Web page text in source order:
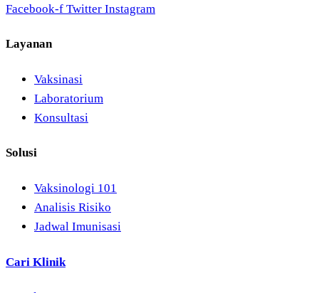
Facebook-f Twitter Instagram
Layanan
Vaksinasi
Laboratorium
Konsultasi
Solusi
Vaksinologi 101
Analisis Risiko
Jadwal Imunisasi
Cari Klinik